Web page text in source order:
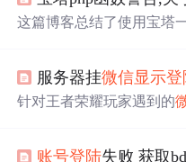
这篇博客总结了使用宝塔
及新用户UID序号不连续
环，而QQ登录则能正常绑
服务器挂微信显示登
针对王者荣耀玩家遇到的
账号登陆失败 获取